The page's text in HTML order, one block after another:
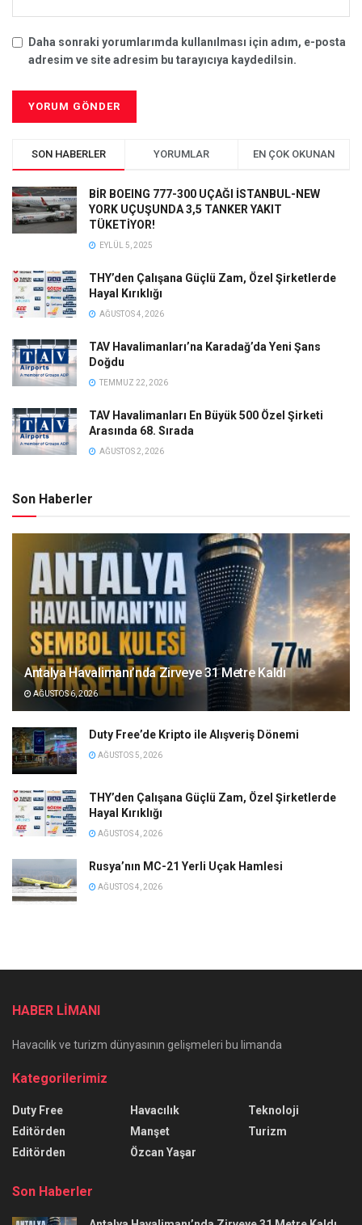
Daha sonraki yorumlarımda kullanılması için adım, e-posta
adresim ve site adresim bu tarayıcıya kaydedilsin.
SON HABERLER YORUMLAR EN ÇOK OKUNAN
BİR BOEING 777-300 UÇAĞI İSTANBUL-NEW
YORK UÇUŞUNDA 3,5 TANKER YAKIT
TÜKETİYOR!
EYLÜL 5, 2025
THY’den Çalışana Güçlü Zam, Özel Şirketlerde
Hayal Kırıklığı
AĞUSTOS 4, 2026
TAV Havalimanları’na Karadağ’da Yeni Şans
Doğdu
TEMMUZ 22, 2026
TAV Havalimanları En Büyük 500 Özel Şirketi
Arasında 68. Sırada
AĞUSTOS 2, 2026
Son Haberler
Antalya Havalimanı’nda Zirveye 31 Metre Kaldı
AĞUSTOS 6, 2026
Duty Free’de Kripto ile Alışveriş Dönemi
AĞUSTOS 5, 2026
THY’den Çalışana Güçlü Zam, Özel Şirketlerde
Hayal Kırıklığı
AĞUSTOS 4, 2026
Rusya’nın MC-21 Yerli Uçak Hamlesi
AĞUSTOS 4, 2026
HABER LİMANI
Havacılık ve turizm dünyasının gelişmeleri bu limanda
Kategorilerimiz
Duty Free
Editörden
Editörden
Havacılık
Manşet
Özcan Yaşar
Teknoloji
Turizm
Son Haberler